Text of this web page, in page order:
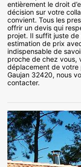
entièrement le droit
décision sur votre
convient. Tous les
offrir un devis qui
projet. Il suffit juste
estimation de prix
indispensable de
proche de chez vous,
déplacement de votre
Gaujan 32420, nous
contacter.